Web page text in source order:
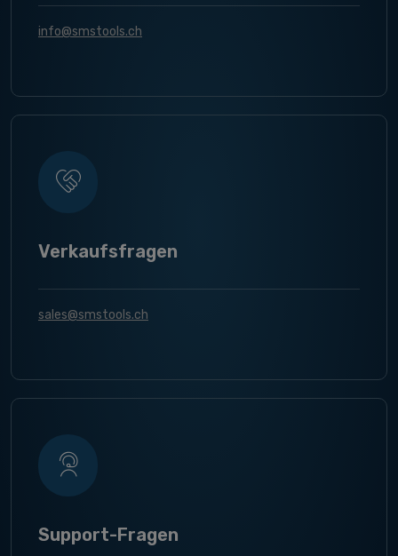
info@smstools.ch
Verkaufsfragen
sales@smstools.ch
Support-Fragen